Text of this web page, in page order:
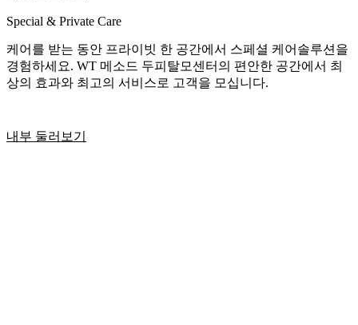
Special & Private Care
케어를 받는 동안 프라이빗 한 공간에서 스페셜 케어솔루션을
경험하세요. WT 메소드 두피탈모센터의 편안한 공간에서 최
상의 효과와 최고의 서비스로 고객을 모십니다.
내부 둘러보기